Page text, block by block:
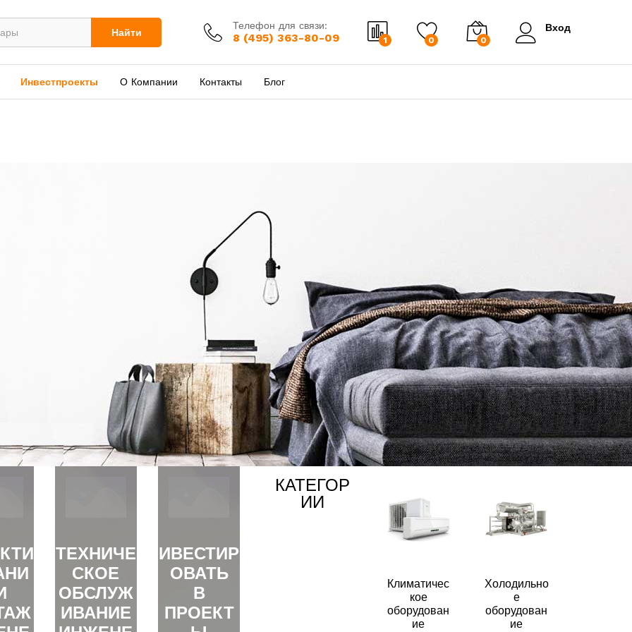
Найти
Телефон для связи:
8 (495) 363-80-09 1 0 0
Вход
Инвестпроекты О Компании Контакты Блог
ТЕХНИЧЕ
СКОЕ
ОБСЛУЖ
ИВАНИЕ
ИВЕСТИР
ОВАТЬ
В
ПРОЕКТ
КАТЕГОР
ИИ
Климатичес
кое
оборудован
ие
Холодильно
е
оборудован
ие